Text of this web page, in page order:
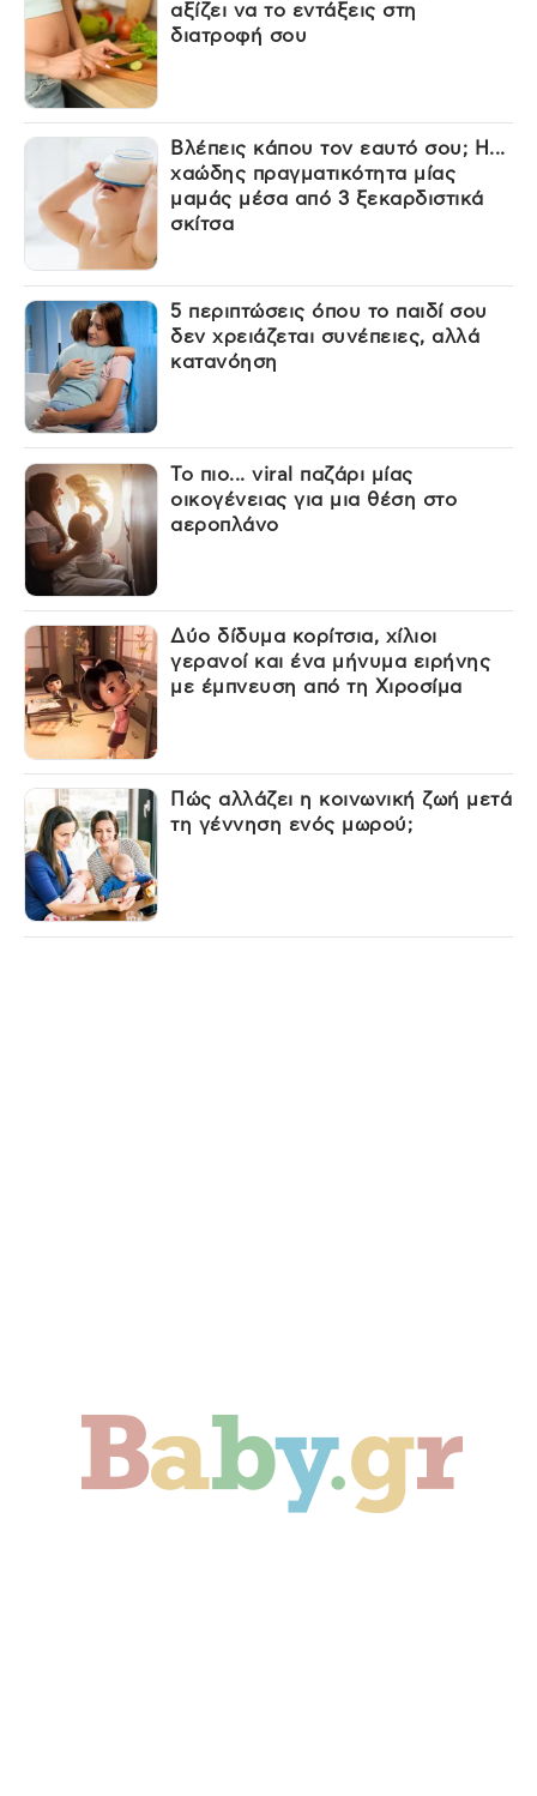
αξίζει να το εντάξεις στη
διατροφή σου
Βλέπεις κάπου τον εαυτό σου; Η...
χαώδης πραγματικότητα μίας
μαμάς μέσα από 3 ξεκαρδιστικά
σκίτσα
5 περιπτώσεις όπου το παιδί σου
δεν χρειάζεται συνέπειες, αλλά
κατανόηση
Το πιο... viral παζάρι μίας
οικογένειας για μια θέση στο
αεροπλάνο
Δύο δίδυμα κορίτσια, χίλιοι
γερανοί και ένα μήνυμα ειρήνης
με έμπνευση από τη Χιροσίμα
Πώς αλλάζει η κοινωνική ζωή μετά
τη γέννηση ενός μωρού;